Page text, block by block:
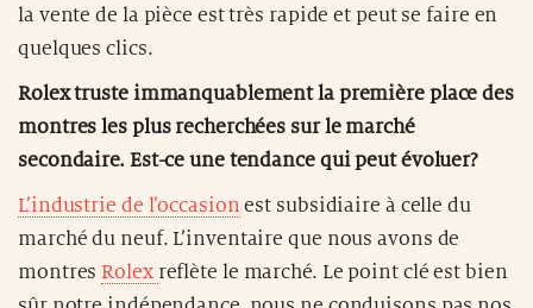
la vente de la pièce est très rapide et peut se faire en
quelques clics.
Rolex truste immanquablement la première place des
montres les plus recherchées sur le marché
secondaire. Est-ce une tendance qui peut évoluer?
L’industrie de l’occasion est subsidiaire à celle du
marché du neuf. L’inventaire que nous avons de
montresRolex reflète le marché. Le point clé est bien